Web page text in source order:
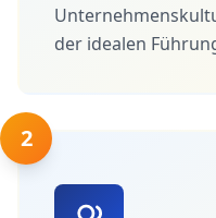
der idealen
2